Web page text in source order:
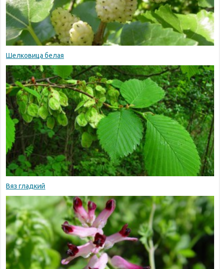
Шелковица белая
Вяз гладкий